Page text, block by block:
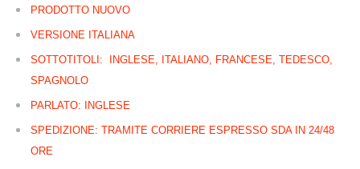
PRODOTTO NUOVO
VERSIONE ITALIANA
SOTTOTITOLI: INGLESE, ITALIANO, FRANCESE, TEDESCO,
SPAGNOLO
PARLATO: INGLESE
SPEDIZIONE: TRAMITE CORRIERE ESPRESSO SDA IN 24/48
ORE